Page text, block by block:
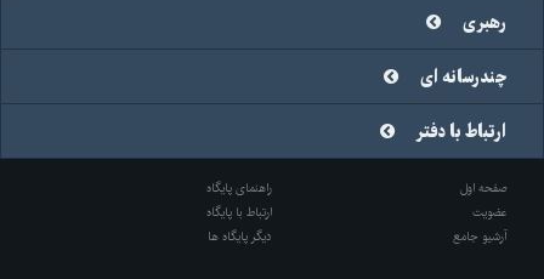
رهبری
چندرسانه ای
ارتباط با دفتر
صفحه اول
راهنمای پایگاه
عضویت
ارتباط با پایگاه
آرشیو جامع
دیگر پایگاه ها